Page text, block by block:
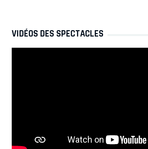
VIDÉOS DES SPECTACLES